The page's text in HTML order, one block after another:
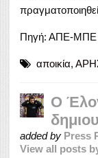
Πηγή: ΑΠΕ-ΜΠΕ
αποικία,
Ο
added by Press
View all posts